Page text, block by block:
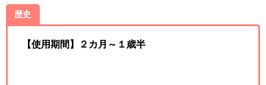
歴史
【使用期間】２カ月～１歳半